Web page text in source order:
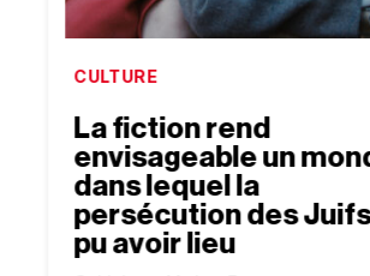
CULTURE
La fiction rend
envisageable un
dans lequel la
persécution des
pu avoir lieu